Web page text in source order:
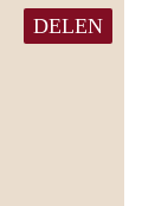
DELEN